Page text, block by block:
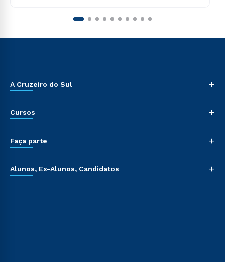
A Cruzeiro do Sul +
Cursos +
Faça parte +
Alunos, Ex-Alunos, Candidatos +